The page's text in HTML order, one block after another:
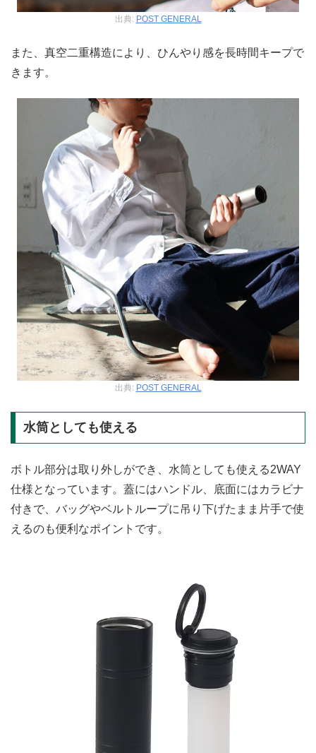
出典: POST GENERAL
また、真空二重構造により、ひんやり感を長時間キープで
きます。
出典: POST GENERAL
水筒としても使える
ボトル部分は取り外しができ、水筒としても使える2WAY
仕様となっています。蓋にはハンドル、底面にはカラビナ
付きで、バッグやベルトループに吊り下げたまま片手で使
えるのも便利なポイントです。